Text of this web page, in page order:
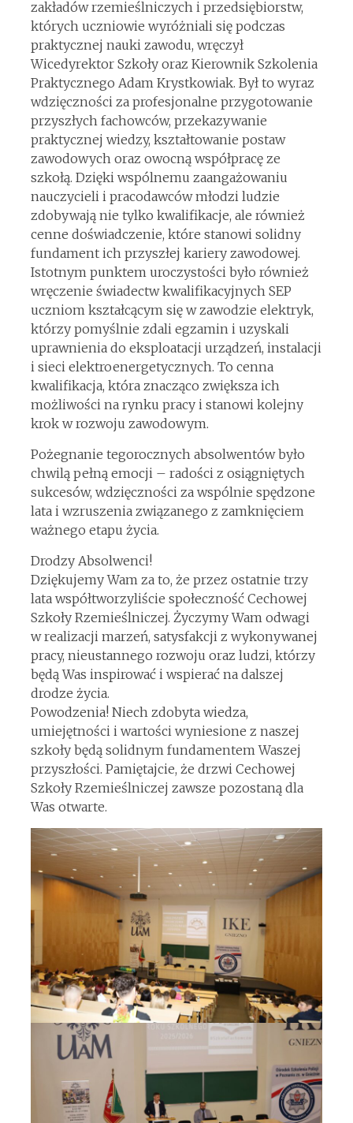
zakładów rzemieślniczych i przedsiębiorstw,
których uczniowie wyróżniali się podczas
praktycznej nauki zawodu, wręczył
Wicedyrektor Szkoły oraz Kierownik Szkolenia
Praktycznego Adam Krystkowiak. Był to wyraz
wdzięczności za profesjonalne przygotowanie
przyszłych fachowców, przekazywanie
praktycznej wiedzy, kształtowanie postaw
zawodowych oraz owocną współpracę ze
szkołą. Dzięki wspólnemu zaangażowaniu
nauczycieli i pracodawców młodzi ludzie
zdobywają nie tylko kwalifikacje, ale również
cenne doświadczenie, które stanowi solidny
fundament ich przyszłej kariery zawodowej.
Istotnym punktem uroczystości było również
wręczenie świadectw kwalifikacyjnych SEP
uczniom kształcącym się w zawodzie elektryk,
którzy pomyślnie zdali egzamin i uzyskali
uprawnienia do eksploatacji urządzeń, instalacji
i sieci elektroenergetycznych. To cenna
kwalifikacja, która znacząco zwiększa ich
możliwości na rynku pracy i stanowi kolejny
krok w rozwoju zawodowym.
Pożegnanie tegorocznych absolwentów było
chwilą pełną emocji – radości z osiągniętych
sukcesów, wdzięczności za wspólnie spędzone
lata i wzruszenia związanego z zamknięciem
ważnego etapu życia.
Drodzy Absolwenci!
Dziękujemy Wam za to, że przez ostatnie trzy
lata współtworzyliście społeczność Cechowej
Szkoły Rzemieślniczej. Życzymy Wam odwagi
w realizacji marzeń, satysfakcji z wykonywanej
pracy, nieustannego rozwoju oraz ludzi, którzy
będą Was inspirować i wspierać na dalszej
drodze życia.
Powodzenia! Niech zdobyta wiedza,
umiejętności i wartości wyniesione z naszej
szkoły będą solidnym fundamentem Waszej
przyszłości. Pamiętajcie, że drzwi Cechowej
Szkoły Rzemieślniczej zawsze pozostaną dla
Was otwarte.